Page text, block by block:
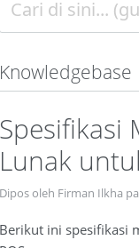
Knowledgebase
Spesifikasi
Lunak
Dipos oleh Firman Ilkha
Berikut ini spesifikasi